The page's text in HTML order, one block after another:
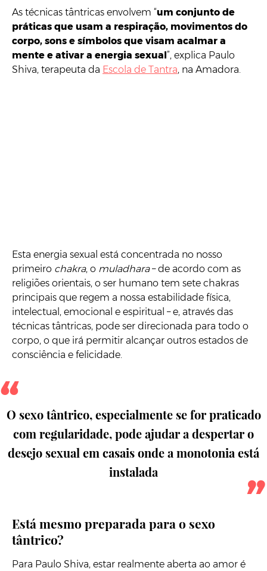
As técnicas tântricas envolvem “um conjunto de
práticas que usam a respiração, movimentos do
corpo, sons e símbolos que visam acalmar a
mente e ativar a energia sexual”, explica Paulo
Shiva, terapeuta da Escola de Tantra, na Amadora.
Esta energia sexual está concentrada no nosso
primeiro chakra, o muladhara– de acordo com as
religiões orientais, o ser humano tem sete chakras
principais que regem a nossa estabilidade física,
intelectual, emocional e espiritual – e, através das
técnicas tântricas, pode ser direcionada para todo o
corpo, o que irá permitir alcançar outros estados de
consciência e felicidade.
O sexo tântrico, especialmente se for praticado
com regularidade, pode ajudar a despertar o
desejo sexual em casais onde a monotonia está
instalada
Está mesmo preparada para o sexo
tântrico?
Para Paulo Shiva, estar realmente aberta ao amor é